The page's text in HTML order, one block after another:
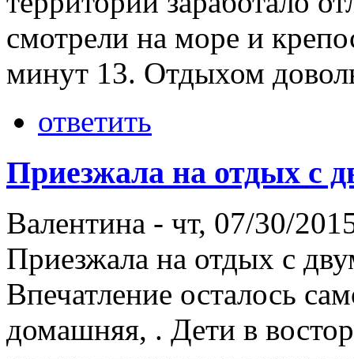
смотрели на море и
минут 13. Отдыхом
ответить
Приезжала на отдых с
Валентина - чт, 07/30/
Приезжала на отдых с
Впечатление осталось
домашняя, . Дети в